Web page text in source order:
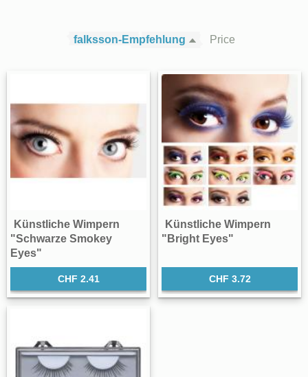
falksson-Empfehlung Price
Künstliche Wimpern
"Schwarze Smokey
Eyes"
CHF 2.41
Künstliche Wimpern
"Bright Eyes"
CHF 3.72